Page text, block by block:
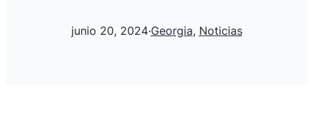
junio 20, 2024·Georgia, Noticias